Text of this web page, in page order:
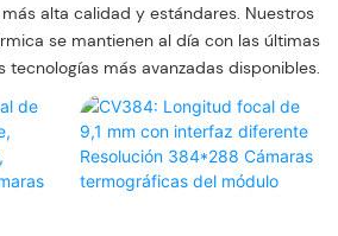
alta calidad y estándares. Nuestros
se mantienen al día con las últimas
tecnologías más avanzadas disponibles.